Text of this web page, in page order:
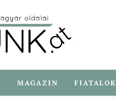
MAGAZIN FIATALOK